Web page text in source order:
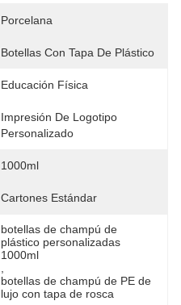
Porcelana
Botellas Con Tapa De Plástico
Educación Física
Impresión De Logotipo
Personalizado
1000ml
Cartones Estándar
botellas de champú de
plástico personalizadas
1000ml
botellas de champú de PE de
lujo con tapa de rosca